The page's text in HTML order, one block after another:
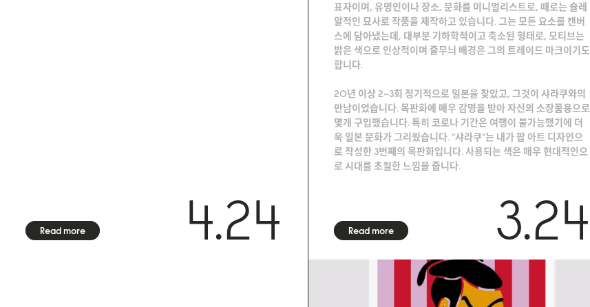
Read more 4.24
표자이며, 유명인이나 장소, 문화를 미니멀리스트로, 때로는 슐레
알적인 묘사로 작품을 제작하고 있습니다. 그는 모든 요소를 캔버
스에 담아냈는데, 대부분 기하학적이고 축소된 형태로, 모티브는
밝은 색으로 인상적이며 줄무늬 배경은 그의 트레이드 마크이기도
합니다.
20년 이상 2~3회 정기적으로 일본을 찾았고, 그것이 샤라쿠와의
만남이었습니다. 목판화에 매우 감명을 받아 자신의 소장품용으로
몇개 구입했습니다. 특히 코로나 기간은 여행이 불가능했기에 더
욱 일본 문화가 그리웠습니다. "샤라쿠"는 내가 팝 아트 디자인으
로 작성한 3번째의 목판화입니다. 사용되는 색은 매우 현대적인으
로 시대를 초월한 느낌을 줍니다.
Read more 3.24